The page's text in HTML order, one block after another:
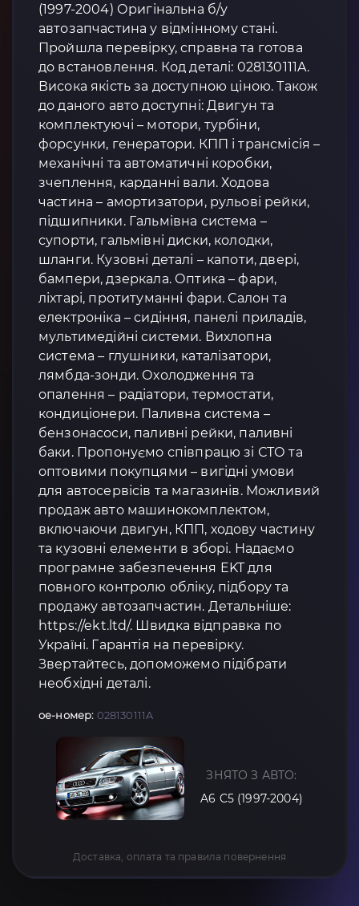
(1997-2004) Оригінальна б/у
автозапчастина у відмінному стані.
Пройшла перевірку, справна та готова
до встановлення. Код деталі: 028130111A.
Висока якість за доступною ціною. Також
до даного авто доступні: Двигун та
комплектуючі – мотори, турбіни,
форсунки, генератори. КПП і трансмісія –
механічні та автоматичні коробки,
зчеплення, карданні вали. Ходова
частина – амортизатори, рульові рейки,
підшипники. Гальмівна система –
супорти, гальмівні диски, колодки,
шланги. Кузовні деталі – капоти, двері,
бампери, дзеркала. Оптика – фари,
ліхтарі, протитуманні фари. Салон та
електроніка – сидіння, панелі приладів,
мультимедійні системи. Вихлопна
система – глушники, каталізатори,
лямбда-зонди. Охолодження та
опалення – радіатори, термостати,
кондиціонери. Паливна система –
бензонасоси, паливні рейки, паливні
баки. Пропонуємо співпрацю зі СТО та
оптовими покупцями – вигідні умови
для автосервісів та магазинів. Можливий
продаж авто машинокомплектом,
включаючи двигун, КПП, ходову частину
та кузовні елементи в зборі. Надаємо
програмне забезпечення EKT для
повного контролю обліку, підбору та
продажу автозапчастин. Детальніше:
https://ekt.ltd/. Швидка відправка по
Україні. Гарантія на перевірку.
Звертайтесь, допоможемо підібрати
необхідні деталі.
oe-номер: 028130111A
ЗНЯТО З АВТО:
A6 C5 (1997-2004)
Доставка, оплата та правила повернення